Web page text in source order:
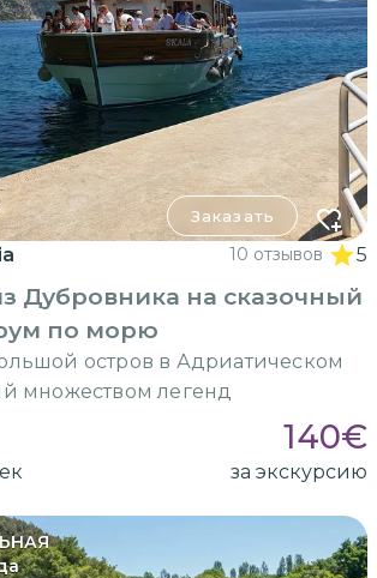
Заказать
10 отзывов 5
Дубровника на сказочный
по морю
остров в Адриатическом
множеством легенд
140€
за экскурсию